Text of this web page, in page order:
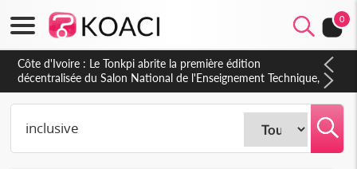
0
Côte d'Ivoire : PPA-CI, Gbagbo délègue une partie de ses
prérogatives de président à 05 cadres, vers sa retraite
politique ?